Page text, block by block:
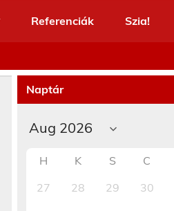
Referenciák Szia!
Naptár
H K S C
27
28 29 30